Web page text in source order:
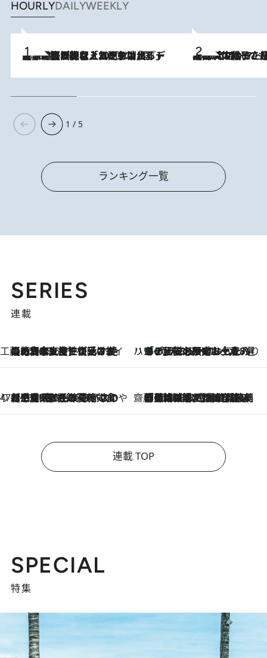
HOURLYDAILYWEEKLY
2026.8.5
【なぜ吉沢亮は「気配を消せる」のか？】興行収入208億の『国宝』を経て挑むミュージカル『ディア・エヴァン・ハンセン』。トップ俳優が舞台上でさらけ出した“孤独”とは 2026.8.5
【阿川佐和子さんの年とる力】なぜ70代で始めた趣味は“こんなに楽しい”のか？ ピアノ、俳句…スランプに陥っても続けられる“ある秘訣”とは
1 / 5
ランキング一覧
SERIES
連載
工藤まやのおもてなしハワイ
2026.8.6
【ハワイ土産】ローカルの絶大な支持で復活！ 絶品の幻クッキー《元ファンの日本人女性が受け継いだ名店》 ハワイ賢者 リサのお気に入りリスト2026.8.6
あの伝説の限定トートも！ リニューアルした「ディーン＆デルーカ ハワイ」で必須のお土産8選
47都道府県の手みやげ ひんやりスイーツで夏を満喫
2026.8.6
【三重県】この夏絶対食べたい 冷やしておいしいおやつ3選 お餅×アイスの新感覚スイーツ 齋藤 薫 美容脳ルネサンス
2026.8.6
「荷物が増えるほど旅ストレスは増す」美容ジャーナリストがたどり着いた最終結論。“化粧品を劇的に減らす”感動の凝縮美容とは
連載 TOP
SPECIAL
特集